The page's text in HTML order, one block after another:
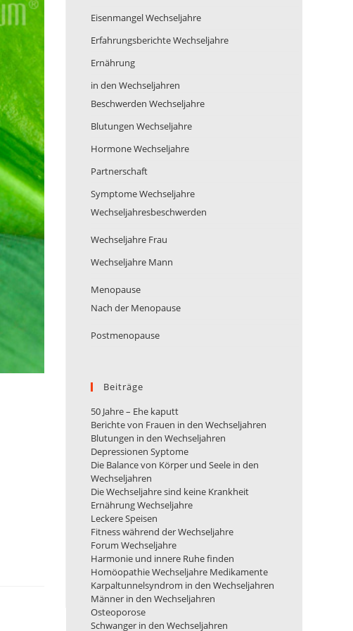
Eisenmangel Wechseljahre
Erfahrungsberichte Wechseljahre
Ernährung
in den Wechseljahren
Beschwerden Wechseljahre
Blutungen Wechseljahre
Hormone Wechseljahre
Partnerschaft
Symptome Wechseljahre
Wechseljahresbeschwerden
Wechseljahre Frau
Wechseljahre Mann
Menopause
Nach der Menopause
Postmenopause
Beiträge
50 Jahre – Ehe kaputt
Berichte von Frauen in den Wechseljahren
Blutungen in den Wechseljahren
Depressionen Syptome
Die Balance von Körper und Seele in den
Wechseljahren
Die Wechseljahre sind keine Krankheit
Ernährung Wechseljahre
Leckere Speisen
Fitness während der Wechseljahre
Forum Wechseljahre
Harmonie und innere Ruhe finden
Homöopathie Wechseljahre Medikamente
Karpaltunnelsyndrom in den Wechseljahren
Männer in den Wechseljahren
Osteoporose
Schwanger in den Wechseljahren